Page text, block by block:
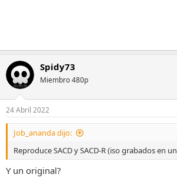
Spidy73
Miembro 480p
24 Abril 2022
Job_ananda dijo:
Reproduce SACD y SACD-R (iso grabados en
Y un original?